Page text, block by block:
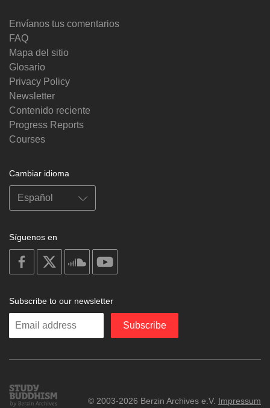
Envíanos tus comentarios
FAQ
Mapa del sitio
Glosario
Privacy Policy
Newsletter
Contenido reciente
Progress Reports
Courses
Cambiar idioma
Síguenos en
on
facebook
soundcloud
Subscribe to our newsletter
Enter
Subscribe
Study
Buddhism
© 2003-2026 Berzin Archives e.V. Impressum